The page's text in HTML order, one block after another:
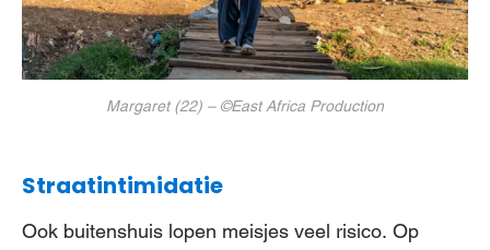
Margaret (22) – ©East Africa Production
Straatintimidatie
Ook buitenshuis lopen meisjes veel risico. Op